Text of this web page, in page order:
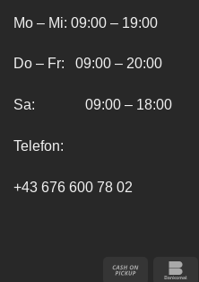
Mo – Mi: 09:00 – 19:00
Do – Fr: 09:00 – 20:00
Sa: 09:00 – 18:00
Telefon:
+43 676 600 78 02
Cash